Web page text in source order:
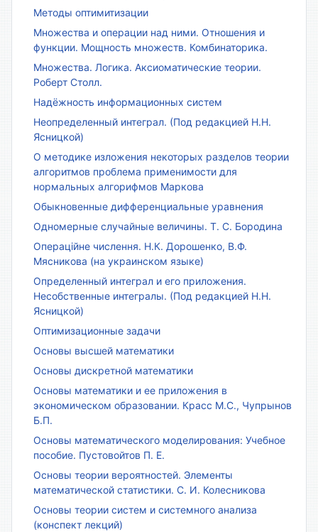
Методы оптимитизации
Множества и операции над ними. Отношения и
функции. Мощность множеств. Комбинаторика.
Множества. Логика. Аксиоматические теории.
Роберт Столл.
Надёжность информационных систем
Неопределенный интеграл. (Под редакцией Н.Н.
Ясницкой)
О методике изложения некоторых разделов теории
алгоритмов проблема применимости для
нормальных алгорифмов Маркова
Обыкновенные дифференциальные уравнения
Одномерные случайные величины. Т. С. Бородина
Операційне числення. Н.К. Дорошенко, В.Ф.
Мясникова (на украинском языке)
Определенный интеграл и его приложения.
Несобственные интегралы. (Под редакцией Н.Н.
Ясницкой)
Оптимизационные задачи
Основы высшей математики
Основы дискретной математики
Основы математики и ее приложения в
экономическом образовании. Красс М.С., Чупрынов
Б.П.
Основы математического моделирования: Учебное
пособие. Пустовойтов П. Е.
Основы теории вероятностей. Элементы
математической статистики. С. И. Колесникова
Основы теории систем и системного анализа
(конспект лекций)